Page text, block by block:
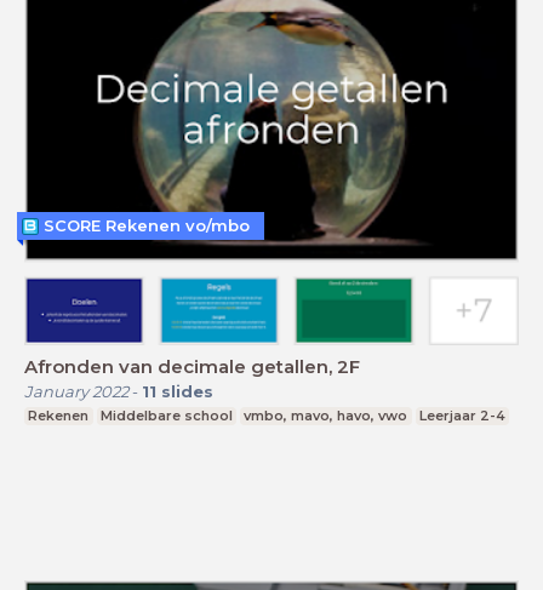
Afronden van decimale getallen, 2F
January 2022- 11 slides
Rekenen Middelbare school vmbo, mavo, havo, vwo Leerjaar 2-4
SCORE Rekenen vo/mbo